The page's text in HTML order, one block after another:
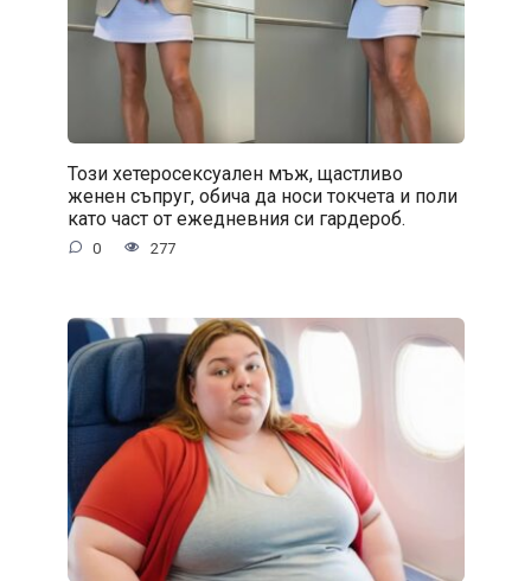
Този хетеросексуален мъж, щастливо
женен съпруг, обича да носи токчета и поли
като част от ежедневния си гардероб.
0 277